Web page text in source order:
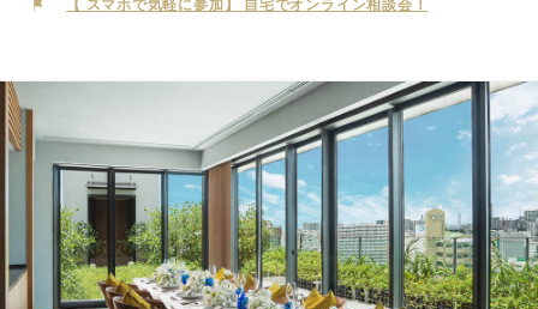
【 スマホで気軽に参加】 自宅でオンライン相談会！